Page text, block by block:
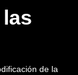
de la